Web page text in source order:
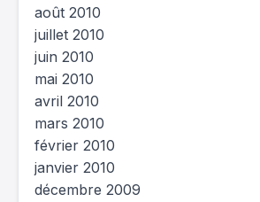
août 2010
juillet 2010
juin 2010
mai 2010
avril 2010
mars 2010
février 2010
janvier 2010
décembre 2009